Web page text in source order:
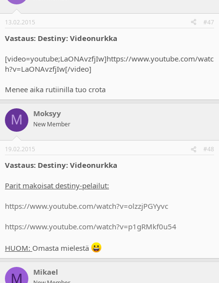
13.02.2015 #47
Vastaus: Destiny: Videonurkka
[video=youtube;LaONAvzfjIw]https://www.youtube.com/watc
h?v=LaONAvzfjIw[/video]
Menee aika rutiinilla tuo crota
M Moksyy
New Member
19.02.2015 #48
Vastaus: Destiny: Videonurkka
Parit makoisat destiny-pelailut:
https://www.youtube.com/watch?v=olzzjPGYyvc
https://www.youtube.com/watch?v=p1gRMkf0u54
HUOM: Omasta mielestä
M Mikael